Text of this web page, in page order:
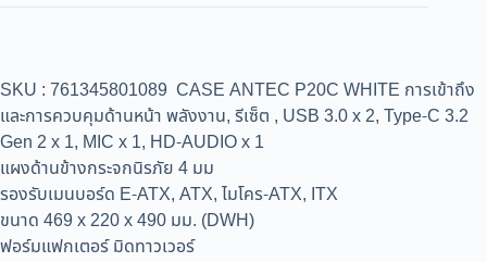
SKU : 761345801089 CASE ANTEC P20C WHITE การเข้าถึง
และการควบคุมด้านหน้า พลังงาน, รีเซ็ต , USB 3.0 x 2, Type-C 3.2
Gen 2 x 1, MIC x 1, HD-AUDIO x 1
แผงด้านข้างกระจกนิรภัย 4 มม
รองรับเมนบอร์ด E-ATX, ATX, ไมโคร-ATX, ITX
ขนาด 469 x 220 x 490 มม. (DWH)
ฟอร์มแฟกเตอร์ มิดทาวเวอร์